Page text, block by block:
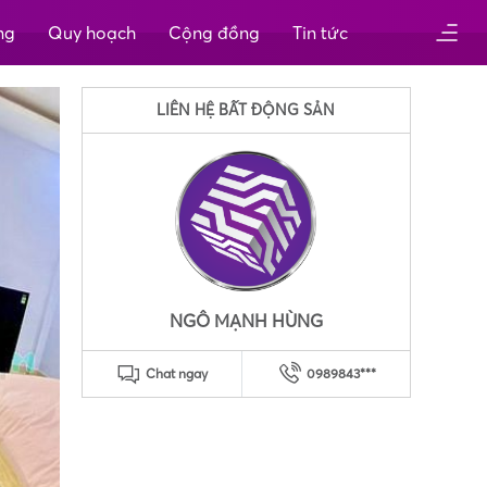
Quy hoạch Cộng đồng Tin tức
LIÊN HỆ BẤT ĐỘNG SẢN
NGÔ MẠNH HÙNG
Chat ngay 0989843***